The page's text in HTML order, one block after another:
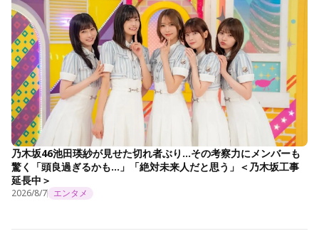
乃木坂46池田瑛紗が見せた切れ者ぶり…その考察力にメンバーも
驚く「頭良過ぎるかも…」「絶対未来人だと思う」＜乃木坂工事
延長中＞
2026/8/7 エンタメ